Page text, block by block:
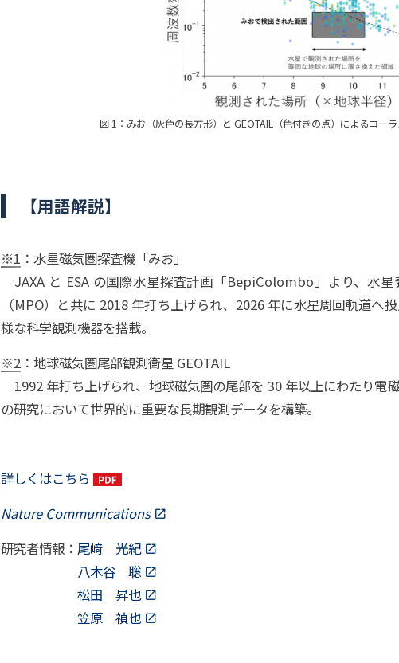
図 1：みお（灰色の長方形）と GEOTAIL（色付きの点）によるコー
【用語解説】
※1 ：水星磁気圏探査機「みお」
JAXA と ESA の国際水星探査計画「BepiColombo」より、水
（MPO）と共に 2018 年打ち上げられ、2026 年に水星周回軌道へ
様な科学観測機器を搭載。
※2 ：地球磁気圏尾部観測衛星 GEOTAIL
1992 年打ち上げられ、地球磁気圏の尾部を 30 年以上にわたり電
の研究において世界的に重要な長期観測データを構築。
詳しくはこちら
Nature Communications
研究者情報： 尾﨑 光紀
八木谷 聡
松田 昇也
笠原 禎也